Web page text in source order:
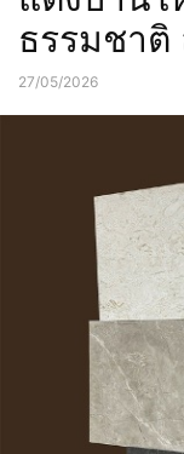
ธรรมชาติ
27/05/2026